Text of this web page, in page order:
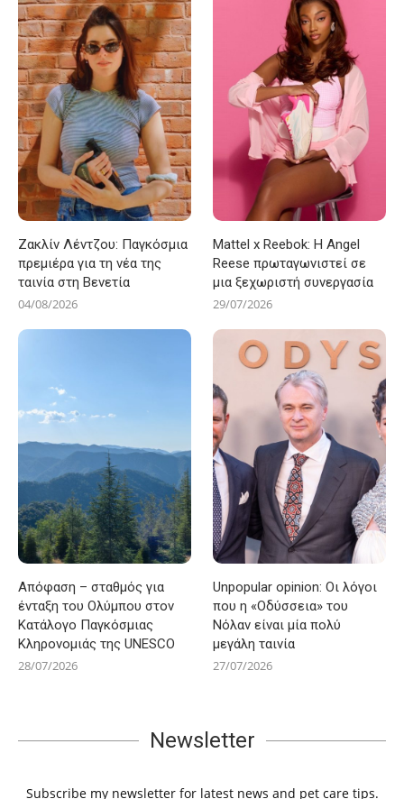
Ζακλίν Λέντζου: Παγκόσμια
πρεμιέρα για τη νέα της
ταινία στη Βενετία
04/08/2026
Mattel x Reebok: Η Angel
Reese πρωταγωνιστεί σε
μια ξεχωριστή συνεργασία
29/07/2026
Απόφαση – σταθμός για
ένταξη του Ολύμπου στον
Κατάλογο Παγκόσμιας
Κληρονομιάς της UNESCO
28/07/2026
Unpopular opinion: Οι λόγοι
που η «Οδύσσεια» του
Νόλαν είναι μία πολύ
μεγάλη ταινία
27/07/2026
Newsletter
Subscribe my newsletter for latest news and pet care tips.